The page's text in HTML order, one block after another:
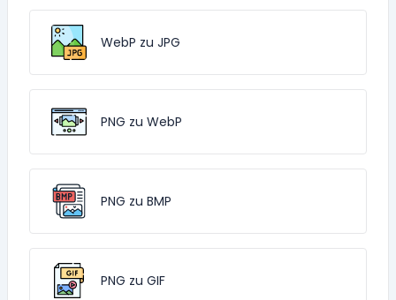
WebP zu JPG
PNG zu WebP
PNG zu BMP
PNG zu GIF